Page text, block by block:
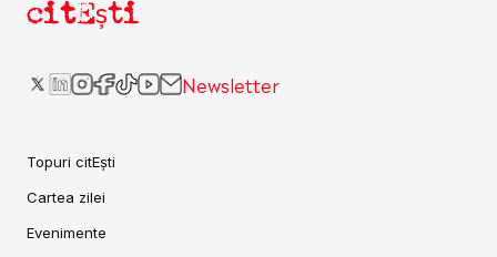
citEști
Newsletter
Topuri citEști
Cartea zilei
Evenimente